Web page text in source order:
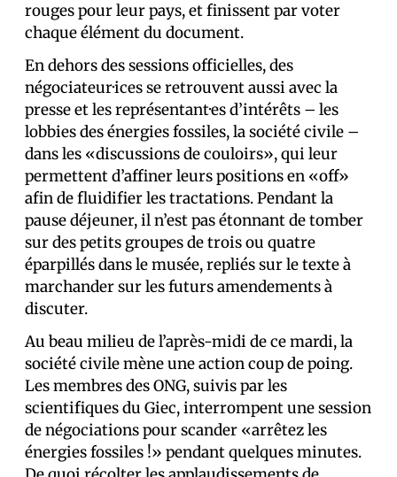
rouges pour leur pays, et finissent par voter
chaque élément du document.
En dehors des sessions officielles, des
négociateur·ices se retrouvent aussi avec la
presse et les représentant·es d’intérêts – les
lobbies des énergies fossiles, la société civile –
dans les «discussions de couloirs», qui leur
permettent d’affiner leurs positions en «off»
afin de fluidifier les tractations. Pendant la
pause déjeuner, il n’est pas étonnant de tomber
sur des petits groupes de trois ou quatre
éparpillés dans le musée, repliés sur le texte à
marchander sur les futurs amendements à
discuter.
Au beau milieu de l’après-midi de ce mardi, la
société civile mène une action coup de poing.
Les membres des ONG, suivis par les
scientifiques du Giec, interrompent une session
de négociations pour scander «arrêtez les
énergies fossiles !» pendant quelques minutes.